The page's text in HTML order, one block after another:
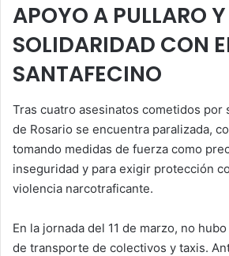
APOYO A PULLARO Y
SOLIDARIDAD CON
SANTAFECINO
Tras cuatro asesinatos cometidos por
de Rosario se encuentra paralizada,
tomando medidas de fuerza como
inseguridad y para exigir protección
violencia narcotraficante.
En la jornada del 11 de marzo, no
de transporte de colectivos y taxis.